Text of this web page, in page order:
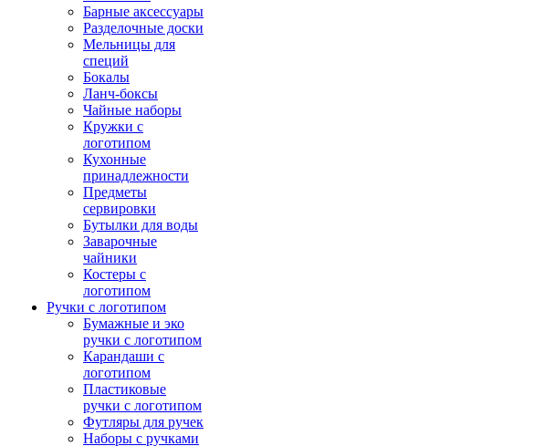
Барные аксессуары
Разделочные доски
Мельницы для
специй
Бокалы
Ланч-боксы
Чайные наборы
Кружки с
логотипом
Кухонные
принадлежности
Предметы
сервировки
Бутылки для воды
Заварочные
чайники
Костеры с
логотипом
Ручки с логотипом
Бумажные и эко
ручки с логотипом
Карандаши с
логотипом
Пластиковые
ручки с логотипом
Футляры для ручек
Наборы с ручками